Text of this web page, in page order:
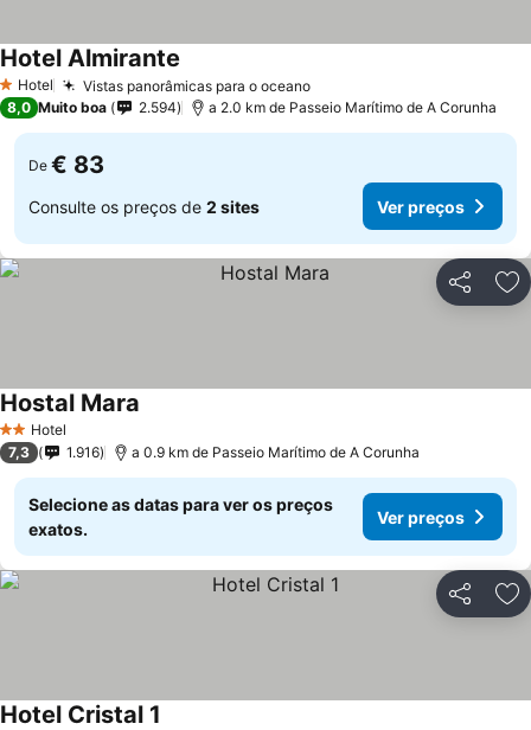
1 Estrelas
Hotel Vistas panorâmicas para o oceano
Hotel Almirante
8,0 Muito boa 2.594 a 2.0 km de Passeio Marítimo de A Corunha
De € 83
Consulte os preços de 2 sites Ver preços
Partilhar
2 Estrelas
Hotel
Hostal Mara
7,3 1.916 a 0.9 km de Passeio Marítimo de A Corunha
Selecione as datas para ver os preços
exatos.
Ver preços
Partilhar
Hotel Cristal 1